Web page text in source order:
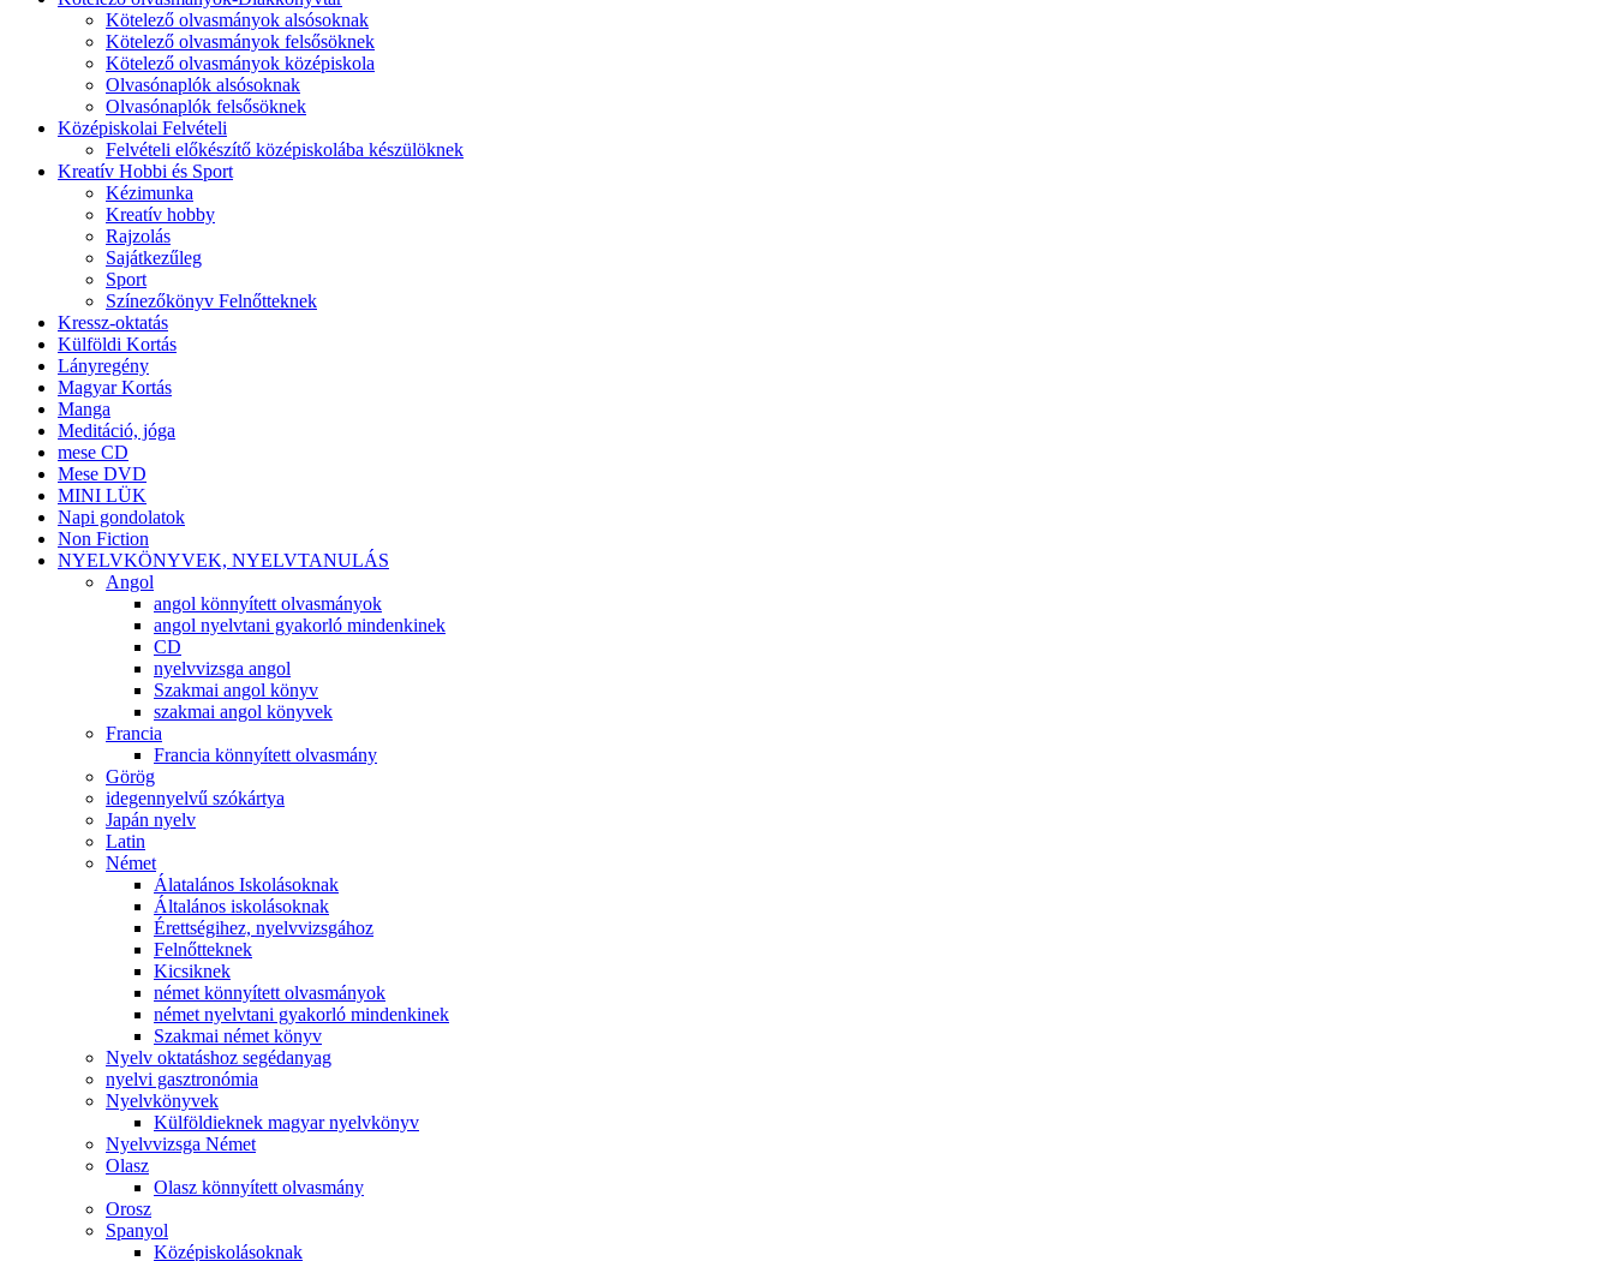
Kötelező olvasmányok alsósoknak
Kötelező olvasmányok felsősöknek
Kötelező olvasmányok középiskola
Olvasónaplók alsósoknak
Olvasónaplók felsősöknek
Középiskolai Felvételi
Felvételi előkészítő középiskolába készülöknek
Kreatív Hobbi és Sport
Kézimunka
Kreatív hobby
Rajzolás
Sajátkezűleg
Sport
Színezőkönyv Felnőtteknek
Kressz-oktatás
Külföldi Kortás
Lányregény
Magyar Kortás
Manga
Meditáció, jóga
mese CD
Mese DVD
MINI LÜK
Napi gondolatok
Non Fiction
NYELVKÖNYVEK, NYELVTANULÁS
Angol
angol könnyített olvasmányok
angol nyelvtani gyakorló mindenkinek
CD
nyelvvizsga angol
Szakmai angol könyv
szakmai angol könyvek
Francia
Francia könnyített olvasmány
Görög
idegennyelvű szókártya
Japán nyelv
Latin
Német
Álatalános Iskolásoknak
Általános iskolásoknak
Érettségihez, nyelvvizsgához
Felnőtteknek
Kicsiknek
német könnyített olvasmányok
német nyelvtani gyakorló mindenkinek
Szakmai német könyv
Nyelv oktatáshoz segédanyag
nyelvi gasztronómia
Nyelvkönyvek
Külföldieknek magyar nyelvkönyv
Nyelvvizsga Német
Olasz
Olasz könnyített olvasmány
Orosz
Spanyol
Középiskolásoknak